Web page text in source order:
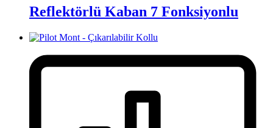
Reflektörlü Kaban 7 Fonksiyonlu